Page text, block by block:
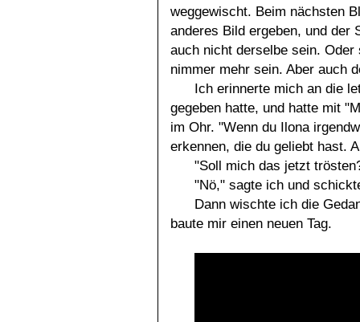
weggewischt. Beim nächsten
anderes Bild ergeben, und der
auch nicht derselbe sein.
nimmer mehr sein. Aber auch
Ich erinnerte mich an die
gegeben hatte, und hatte mit
im Ohr. "Wenn du Ilona
erkennen, die du geliebt hast.
"Soll mich das jetzt
"Nö," sagte ich und
Dann wischte ich die
baute mir einen neuen Tag.